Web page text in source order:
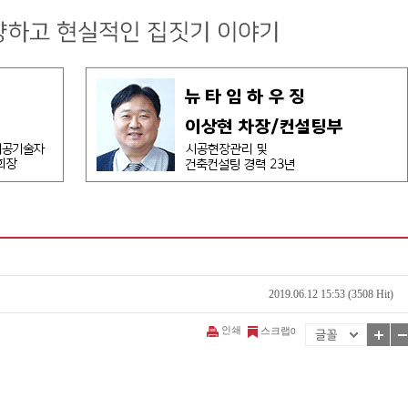
2019.06.12 15:53 (3508 Hit)
인쇄 스크랩0